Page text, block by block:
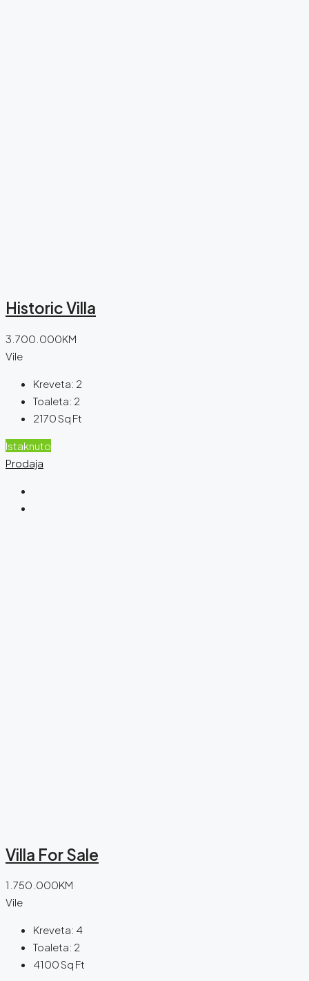
Historic Villa
3.700.000KM
Vile
Kreveta: 2
Toaleta: 2
2170Sq Ft
Istaknuto
Prodaja
Villa For Sale
1.750.000KM
Vile
Kreveta: 4
Toaleta: 2
4100Sq Ft